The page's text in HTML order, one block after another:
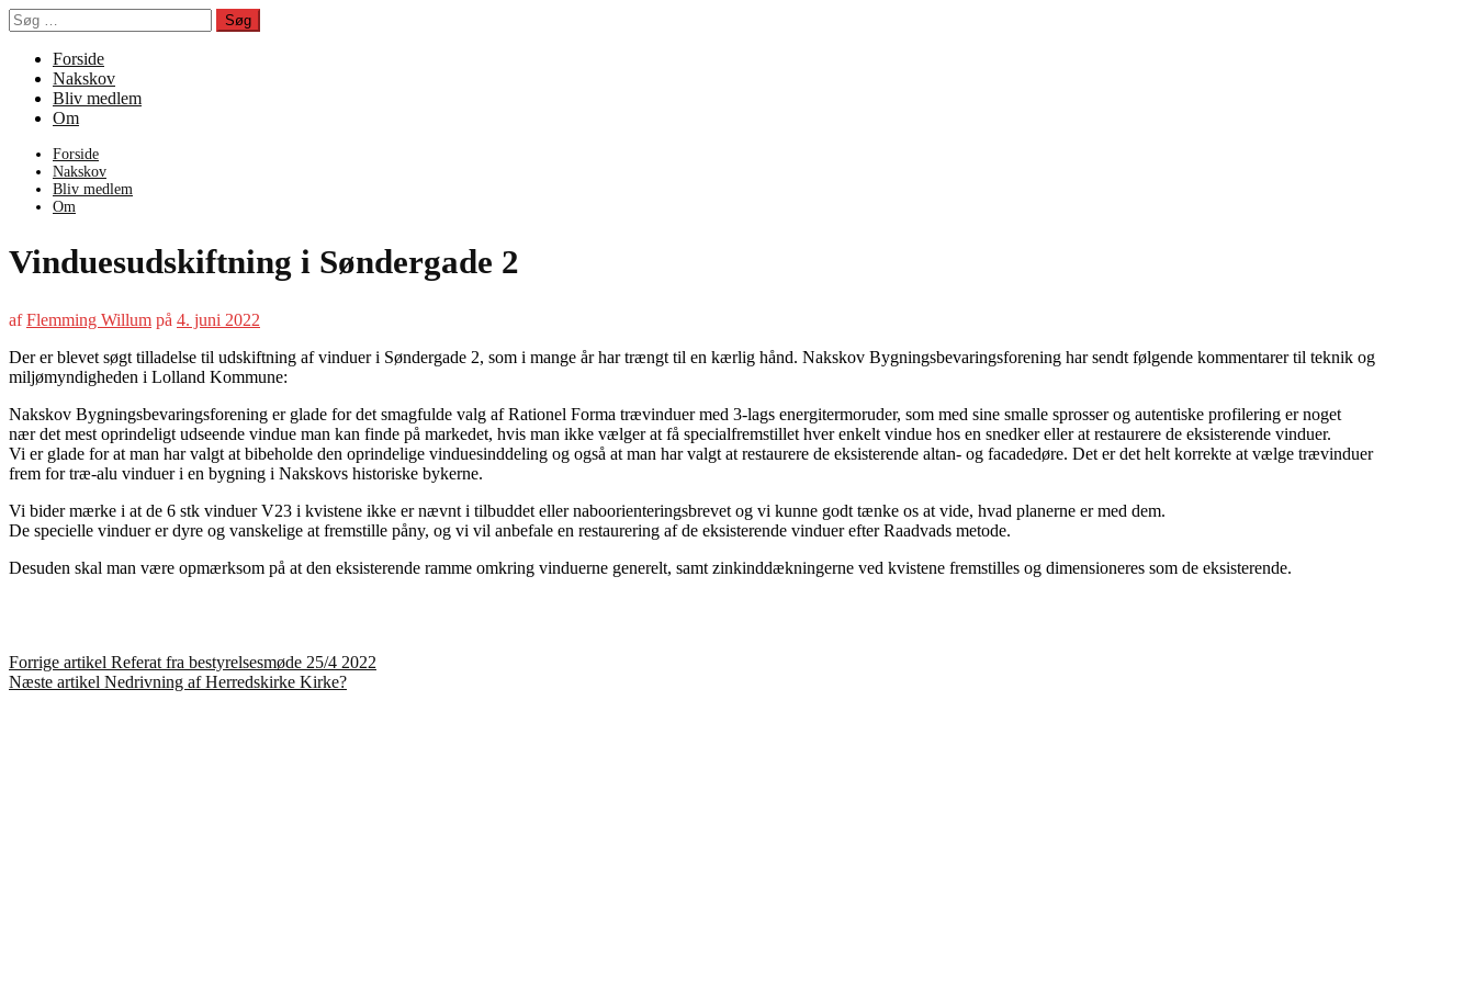
Spring
til
indhold
Søg
efter:
Forside
Nakskov
Bliv medlem
Om
Forside
Nakskov
Bliv medlem
Om
Vinduesudskiftning i Søndergade 2
afFlemming Willum på 4. juni 2022
Der er blevet søgt tilladelse til udskiftning af vinduer i Søndergade 2, som i mange år har trængt til en kærlig hånd. Nakskov Bygningsbevaringsforening har sendt følgende kommentarer til teknik og
miljømyndigheden i Lolland Kommune:
Nakskov Bygningsbevaringsforening er glade for det smagfulde valg af Rationel Forma trævinduer med 3-lags energitermoruder, som med sine smalle sprosser og autentiske profilering er noget
nær det mest oprindeligt udseende vindue man kan finde på markedet, hvis man ikke vælger at få specialfremstillet hver enkelt vindue hos en snedker eller at restaurere de eksisterende vinduer.
Vi er glade for at man har valgt at bibeholde den oprindelige vinduesinddeling og også at man har valgt at restaurere de eksisterende altan- og facadedøre. Det er det helt korrekte at vælge trævinduer
frem for træ-alu vinduer i en bygning i Nakskovs historiske bykerne.
Vi bider mærke i at de 6 stk vinduer V23 i kvistene ikke er nævnt i tilbuddet eller naboorienteringsbrevet og vi kunne godt tænke os at vide, hvad planerne er med dem.
De specielle vinduer er dyre og vanskelige at fremstille påny, og vi vil anbefale en restaurering af de eksisterende vinduer efter Raadvads metode.
Desuden skal man være opmærksom på at den eksisterende ramme omkring vinduerne generelt, samt zinkinddækningerne ved kvistene fremstilles og dimensioneres som de eksisterende.
Læs
videre
Forrige artikel Referat fra bestyrelsesmøde 25/4 2022
Næste artikel Nedrivning af Herredskirke Kirke?